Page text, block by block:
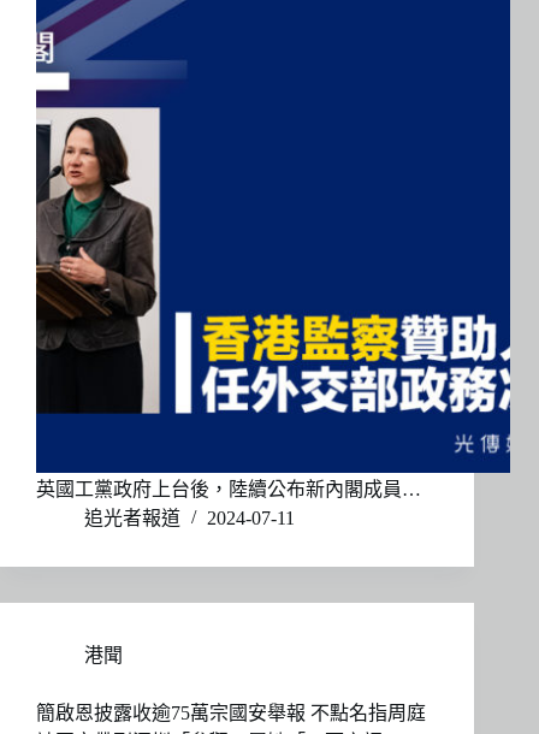
英國工黨政府上台後，陸續公布新內閣成員…
追光者報道
2024-07-11
港聞
簡啟恩披露收逾75萬宗國安舉報 不點名指周庭